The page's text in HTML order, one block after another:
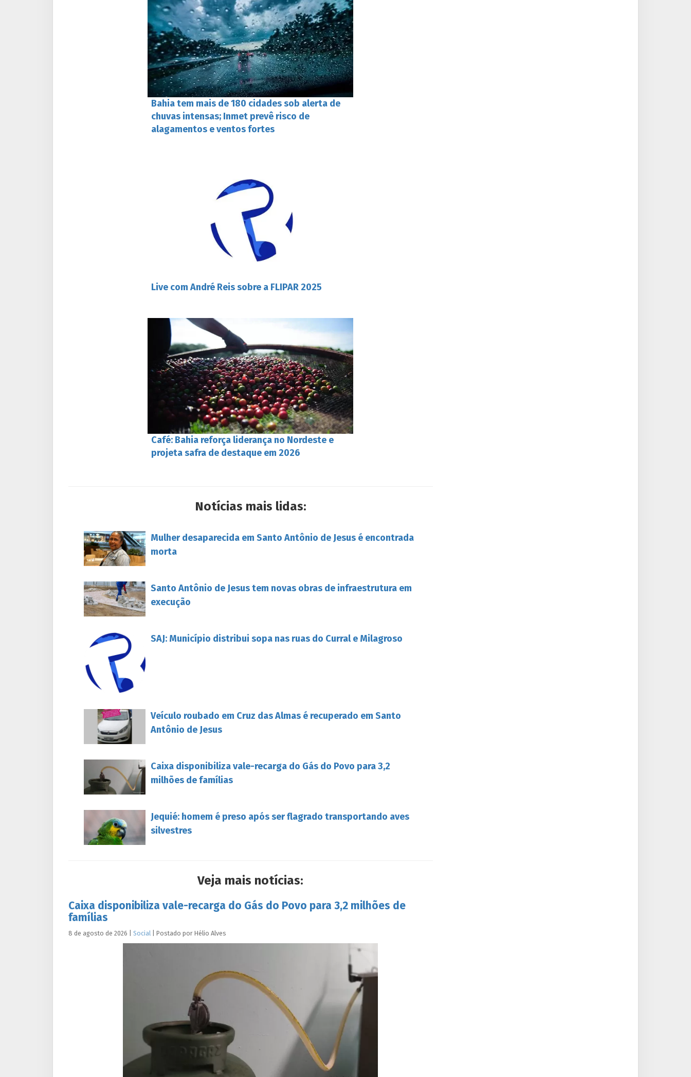
Bahia tem mais de 180 cidades sob alerta de
chuvas intensas; Inmet prevê risco de
alagamentos e ventos fortes
Live com André Reis sobre a FLIPAR 2025
Café: Bahia reforça liderança no Nordeste e
projeta safra de destaque em 2026
Notícias mais lidas:
Mulher desaparecida em Santo Antônio de Jesus é encontrada
morta
Santo Antônio de Jesus tem novas obras de infraestrutura em
execução
SAJ: Município distribui sopa nas ruas do Curral e Milagroso
Veículo roubado em Cruz das Almas é recuperado em Santo
Antônio de Jesus
Caixa disponibiliza vale-recarga do Gás do Povo para 3,2
milhões de famílias
Jequié: homem é preso após ser flagrado transportando aves
silvestres
Veja mais notícias:
Caixa disponibiliza vale-recarga do Gás do Povo para 3,2 milhões de
famílias
8 de agosto de 2026 Social Postado por Hélio Alves